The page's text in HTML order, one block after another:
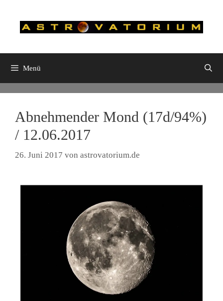
springen
Menü
Abnehmender Mond (17d/94%)
/ 12.06.2017
26. Juni 2017 von astrovatorium.de